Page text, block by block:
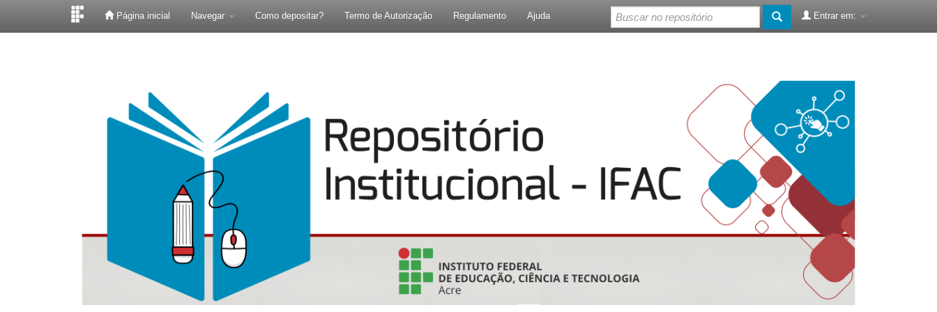
Página inicial Navegar Como depositar? Termo de Autorização Regulamento Ajuda Entrar em: